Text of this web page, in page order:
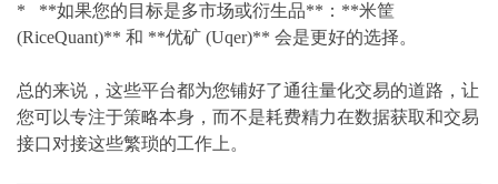
* **如果您的目标是多市场或衍生品**：**米筐
(RiceQuant)** 和 **优矿 (Uqer)** 会是更好的选择。
总的来说，这些平台都为您铺好了通往量化交易的道路，让
您可以专注于策略本身，而不是耗费精力在数据获取和交易
接口对接这些繁琐的工作上。